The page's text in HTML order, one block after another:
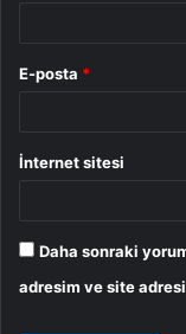
E-posta *
İnternet sitesi
Daha sonraki
adresim ve site